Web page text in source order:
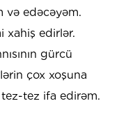
və edəcəyəm.
xahiş edirlər.
gürcü
çox xoşuna
tez-tez ifa edirəm.